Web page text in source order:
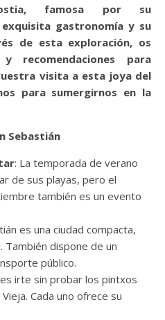
famosa por su
gastronomía y su
de esta exploración, os
recomendaciones para
visita a esta joya del
para sumergirnos en la
Sebastián
: La temporada de verano
de sus playas, pero el
también es un evento
es una ciudad compacta,
También dispone de un
público.
irte sin probar los pintxos
Cada uno ofrece su